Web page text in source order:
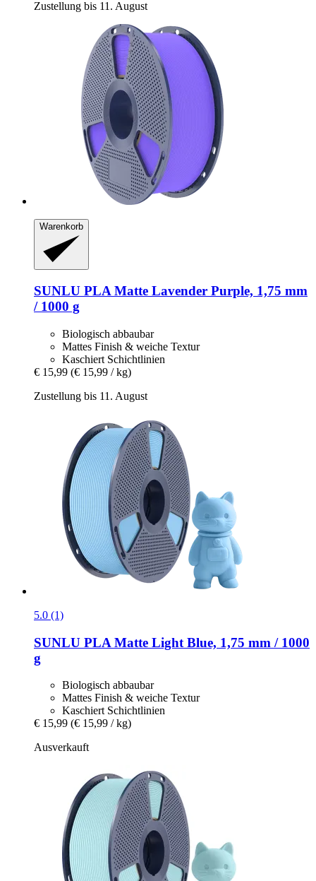
Zustellung bis 11. August
Warenkorb
SUNLU PLA Matte Lavender Purple, 1,75 mm
/ 1000 g
Biologisch abbaubar
Mattes Finish & weiche Textur
Kaschiert Schichtlinien
€ 15,99 (€ 15,99 / kg)
Zustellung bis 11. August
5.0 (1)
SUNLU PLA Matte Light Blue, 1,75 mm / 1000
g
Biologisch abbaubar
Mattes Finish & weiche Textur
Kaschiert Schichtlinien
€ 15,99 (€ 15,99 / kg)
Ausverkauft